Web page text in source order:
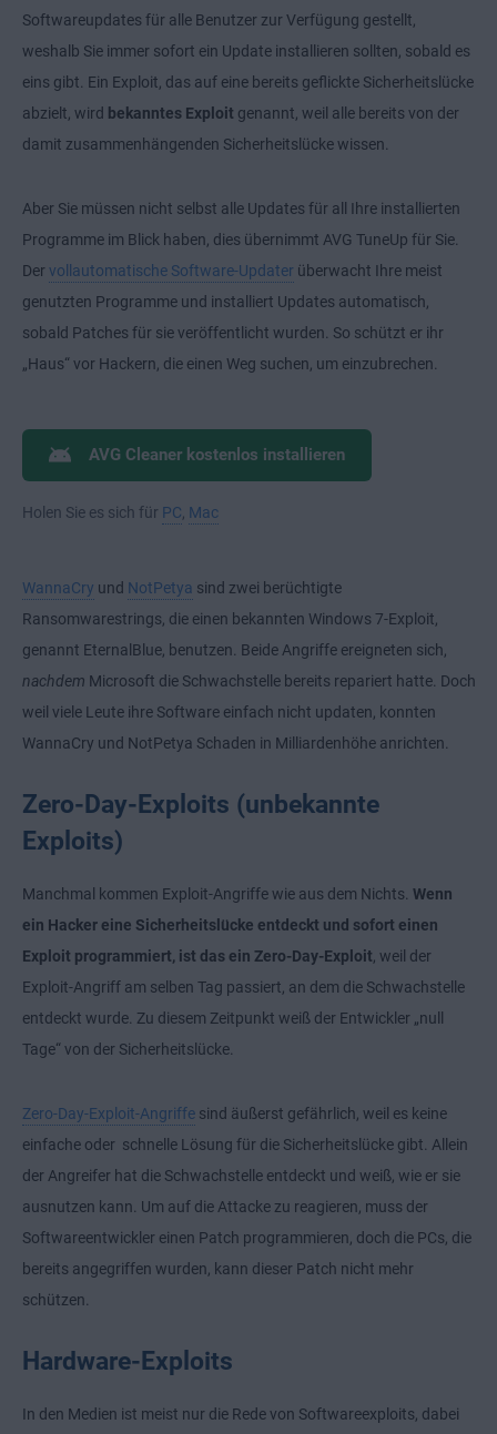
Softwareupdates für alle Benutzer zur Verfügung gestellt,
weshalb Sie immer sofort ein Update installieren sollten, sobald es
eins gibt. Ein Exploit, das auf eine bereits geflickte Sicherheitslücke
abzielt, wird bekanntes Exploit genannt, weil alle bereits von der
damit zusammenhängenden Sicherheitslücke wissen.
Aber Sie müssen nicht selbst alle Updates für all Ihre installierten
Programme im Blick haben, dies übernimmt AVG TuneUp für Sie.
Der vollautomatische Software-Updater überwacht Ihre meist
genutzten Programme und installiert Updates automatisch,
sobald Patches für sie veröffentlicht wurden. So schützt er ihr
„Haus“ vor Hackern, die einen Weg suchen, um einzubrechen.
AVG Cleaner kostenlos installieren
Holen Sie es sich für PC, Mac
WannaCry und NotPetya sind zwei berüchtigte
Ransomwarestrings, die einen bekannten Windows 7-Exploit,
genannt EternalBlue, benutzen. Beide Angriffe ereigneten sich,
nachdem Microsoft die Schwachstelle bereits repariert hatte. Doch
weil viele Leute ihre Software einfach nicht updaten, konnten
WannaCry und NotPetya Schaden in Milliardenhöhe anrichten.
Zero-Day-Exploits (unbekannte
Exploits)
Manchmal kommen Exploit-Angriffe wie aus dem Nichts. Wenn
ein Hacker eine Sicherheitslücke entdeckt und sofort einen
Exploit programmiert, ist das ein Zero-Day-Exploit, weil der
Exploit-Angriff am selben Tag passiert, an dem die Schwachstelle
entdeckt wurde. Zu diesem Zeitpunkt weiß der Entwickler „null
Tage“ von der Sicherheitslücke.
Zero-Day-Exploit-Angriffe sind äußerst gefährlich, weil es keine
einfache oder schnelle Lösung für die Sicherheitslücke gibt. Allein
der Angreifer hat die Schwachstelle entdeckt und weiß, wie er sie
ausnutzen kann. Um auf die Attacke zu reagieren, muss der
Softwareentwickler einen Patch programmieren, doch die PCs, die
bereits angegriffen wurden, kann dieser Patch nicht mehr
schützen.
Hardware-Exploits
In den Medien ist meist nur die Rede von Softwareexploits, dabei